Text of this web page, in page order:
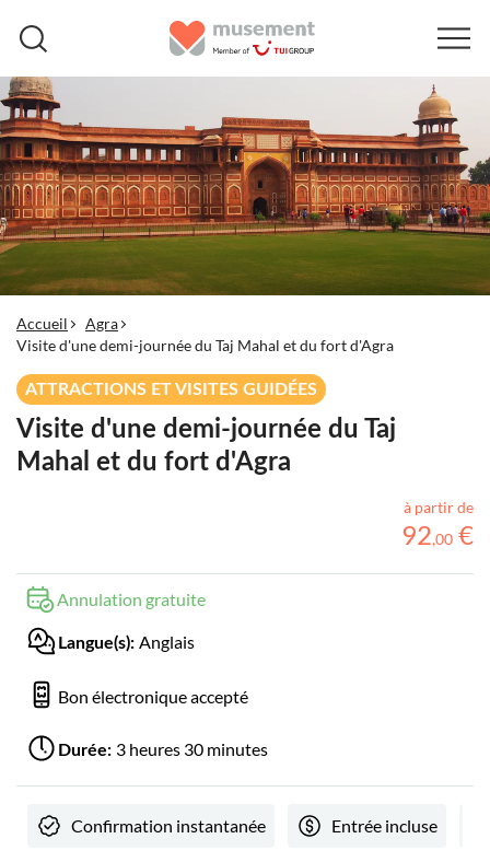
Accueil
Agra
Visite d'une demi-journée du Taj Mahal et du fort d'Agra
ATTRACTIONS ET VISITES GUIDÉES
Visite d'une demi-journée du Taj
Mahal et du fort d'Agra
à partir de
92,00 €
Annulation gratuite
Langue(s): Anglais
Bon électronique accepté
Durée: 3 heures 30 minutes
Confirmation instantanée Entrée incluse